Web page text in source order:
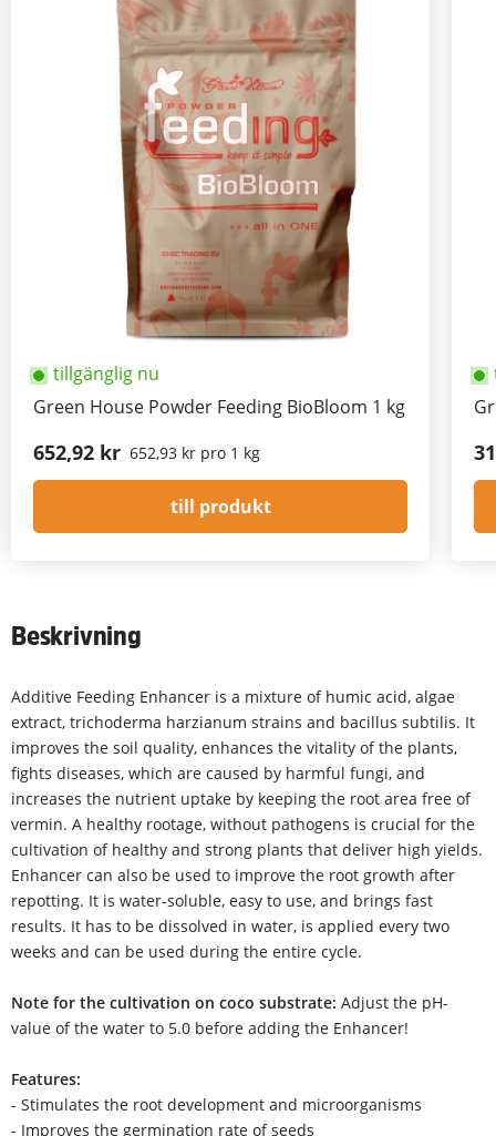
tillgänglig nu
Green House Powder Feeding BioBloom 1 kg
652,92 kr 652,93 kr pro 1 kg
till produkt
Beskrivning
Additive Feeding Enhancer is a mixture of humic acid, algae
extract, trichoderma harzianum strains and bacillus subtilis. It
improves the soil quality, enhances the vitality of the plants,
fights diseases, which are caused by harmful fungi, and
increases the nutrient uptake by keeping the root area free of
vermin. A healthy rootage, without pathogens is crucial for the
cultivation of healthy and strong plants that deliver high yields.
Enhancer can also be used to improve the root growth after
repotting. It is water-soluble, easy to use, and brings fast
results. It has to be dissolved in water, is applied every two
weeks and can be used during the entire cycle.
Note for the cultivation on coco substrate: Adjust the pH-
value of the water to 5.0 before adding the Enhancer!
Features:
- Stimulates the root development and microorganisms
- Improves the germination rate of seeds